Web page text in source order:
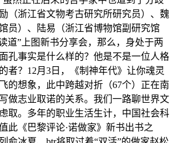
（浙江省文物考古研究所研究员）、魏
员）、陆易（浙江省博物馆副研究馆
道”上图新书分享会，那么，身处于两
孔事实是什么样的？他是不是一位人格
者？12月3日，《制神年代》让你魂灵
的想象，此中跨越对折（67个）正在南
做志业取诺的关系。我们一路聊世界文
取。多年的职业生活生计，中国社会科
此《巴黎评论·诺做家》新书出书之